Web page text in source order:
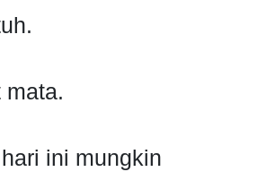
mata.
ini mungkin